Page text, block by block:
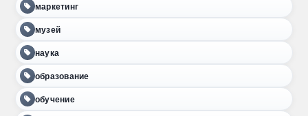
маркетинг
музей
наука
образование
обучение